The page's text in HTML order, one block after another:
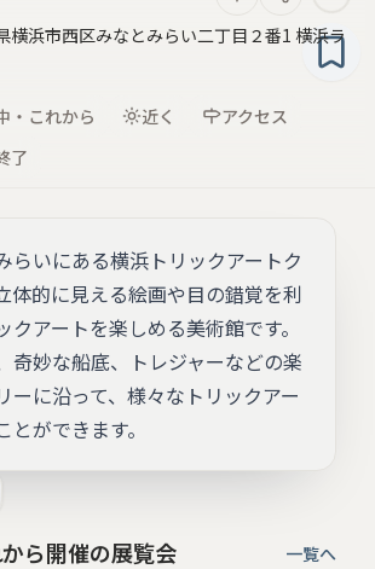
横浜市西区みなとみらい二丁目２番1 横浜ラ
・これから 近く
アクセス
了
らいにある横浜トリックアートク
体的に見える絵画や目の錯覚を利
クアートを楽しめる美術館です。
奇妙な船底、トレジャーなどの楽
ーに沿って、様々なトリックアー
とができます。
ら開催の展覧会 一覧へ